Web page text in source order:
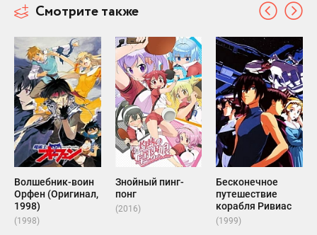
Смотрите также
Волшебник-воин
Орфен (Оригинал,
1998)
(1998)
Знойный пинг-
понг
(2016)
Бесконечное
путешествие
корабля Ривиас
(1999)